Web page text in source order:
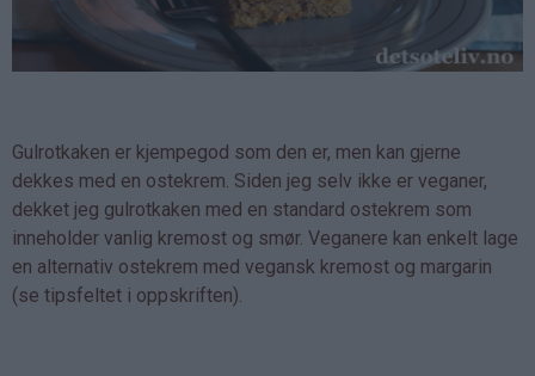
Gulrotkaken er kjempegod som den er, men kan gjerne
dekkes med en ostekrem. Siden jeg selv ikke er veganer,
dekket jeg gulrotkaken med en standard ostekrem som
inneholder vanlig kremost og smør. Veganere kan enkelt lage
en alternativ ostekrem med vegansk kremost og margarin
(se tipsfeltet i oppskriften).